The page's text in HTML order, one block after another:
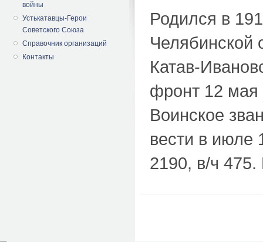
войны
Устькатавцы-Герои
Советского Союза
Справочник организаций
Контакты
Родился в
Челябинской
Катав-
фронт 12 мая
Воинское
вести в июле
2190, в/ч